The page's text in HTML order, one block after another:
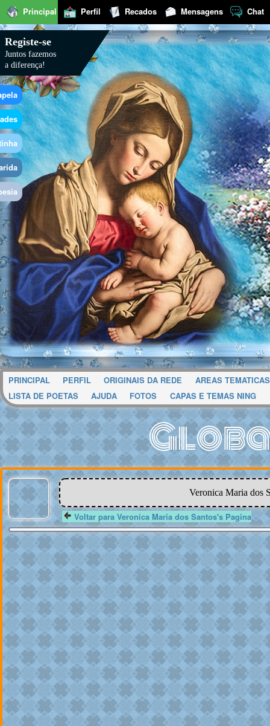
PRINCIPAL PERFIL ORIGINAIS DA REDE
AREAS TEMATICAS
LISTA DE POETAS
AJUDA FOTOS CAPAS E TEMAS NING
Veronica Maria dos
Voltar para Veronica Maria dos Santos's Pagina
Principal Perfil Recados Mensagens Chat
Registe-se
Juntos fazemos
a diferença!